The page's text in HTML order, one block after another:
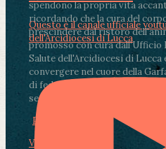
spendono la propria vita
ricordando che la cura del
prescindere dal ristoro
promosso con cura dall'Ufficio
Salute dell'Arcidiocesi di Lucca
convergere nel cuore della
di fedeli, operatori sanitari,
segnate dalla malattia.
Photo
View on Facebook
Questo è il canale ufficiale
dell'Arcidiocesi di Lucca